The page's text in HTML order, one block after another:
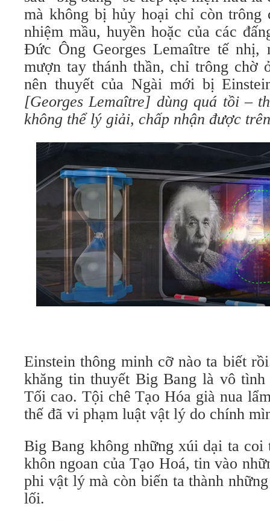
mà không bị hủy hoại chỉ còn trông
nhiệm mầu, huyền hoặc của các
Đức Ông Georges Lemaître tế nhị,
mượn tay thánh thần, chỉ trông chờ
nên thuyết của Ngài mới bị
[Georges Lemaître] dùng quá tồi –
không thể lý giải, chấp nhận được
Einstein thông minh cỡ nào ta biết
khăng tin thuyết Big Bang là vô tình
Tối cao. Tội chê Tạo Hóa già nua
thế đã vi phạm luật vật lý do chính
Big Bang không những xúi dại ta coi
khôn ngoan của Tạo Hoá, tin vào
phi vật lý mà còn biến ta thành
lối.